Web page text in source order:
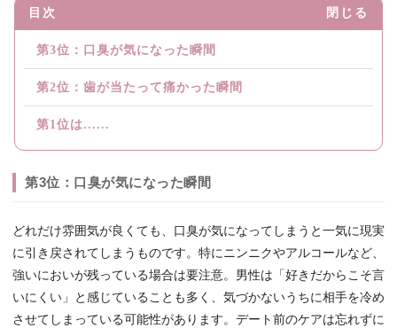
目次 閉じる
第3位：口臭が気になった瞬間
第2位：歯が当たって痛かった瞬間
第1位は......
第3位：口臭が気になった瞬間
どれだけ雰囲気が良くても、口臭が気になってしまうと一気に現実
に引き戻されてしまうものです。特にニンニクやアルコールなど、
強いにおいが残っている場合は要注意。男性は「好きだからこそ言
いにくい」と感じていることも多く、気づかないうちに相手を冷め
させてしまっている可能性があります。デート前のケアは忘れずに